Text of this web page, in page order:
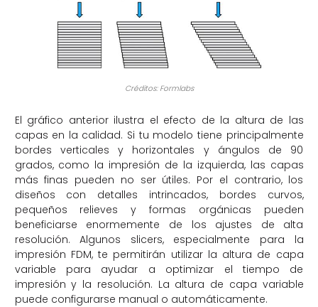
Créditos: Formlabs
El gráfico anterior ilustra el efecto de la altura de las
capas en la calidad. Si tu modelo tiene principalmente
bordes verticales y horizontales y ángulos de 90
grados, como la impresión de la izquierda, las capas
más finas pueden no ser útiles. Por el contrario, los
diseños con detalles intrincados, bordes curvos,
pequeños relieves y formas orgánicas pueden
beneficiarse enormemente de los ajustes de alta
resolución. Algunos slicers, especialmente para la
impresión FDM, te permitirán utilizar la altura de capa
variable para ayudar a optimizar el tiempo de
impresión y la resolución. La altura de capa variable
puede configurarse manual o automáticamente.